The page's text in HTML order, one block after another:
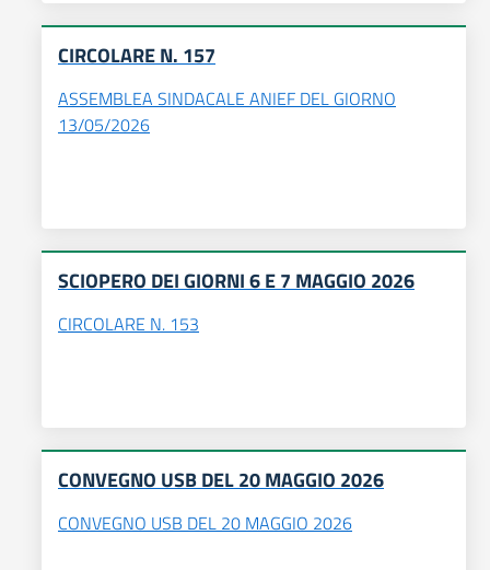
CIRCOLARE N. 157
ASSEMBLEA SINDACALE ANIEF DEL GIORNO
13/05/2026
SCIOPERO DEI GIORNI 6 E 7 MAGGIO 2026
CIRCOLARE N. 153
CONVEGNO USB DEL 20 MAGGIO 2026
CONVEGNO USB DEL 20 MAGGIO 2026